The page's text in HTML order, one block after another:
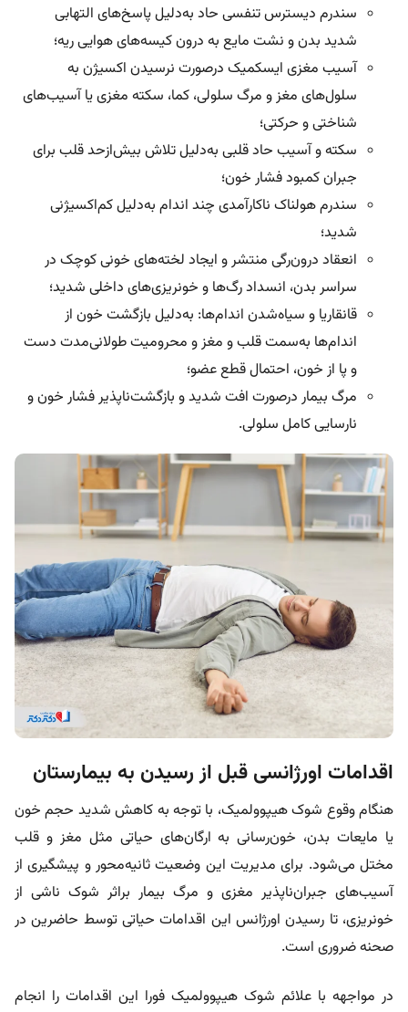
سندرم دیسترس تنفسی حاد به‌دلیل پاسخ‌های التهابی
شدید بدن و نشت مایع به درون کیسه‌های هوایی ریه؛
آسیب مغزی ایسکمیک درصورت نرسیدن اکسیژن به
سلول‌های مغز و مرگ سلولی، کما، سکته مغزی یا آسیب‌های
شناختی و حرکتی؛
سکته و آسیب حاد قلبی به‌دلیل تلاش بیش‌از‌حد قلب برای
جبران کمبود فشار خون؛
سندرم هولناک ناکارآمدی چند اندام به‌دلیل کم‌اکسیژنی
شدید؛
انعقاد درون‌رگی منتشر و ایجاد لخته‌های خونی کوچک در
سراسر بدن، انسداد رگ‌ها و خونریزی‌های داخلی شدید؛
قانقاریا و سیاه‌شدن اندام‌ها: به‌دلیل بازگشت خون از
اندام‌ها به‌سمت قلب و مغز و محرومیت طولانی‌مدت دست
و پا از خون، احتمال قطع عضو؛
مرگ بیمار درصورت افت شدید و بازگشت‌ناپذیر فشار خون و
نارسایی کامل سلولی.
اقدامات اورژانسی قبل از رسیدن به بیمارستان
هنگام وقوع شوک هیپوولمیک، با توجه به کاهش شدید حجم خون
یا مایعات بدن، خون‌رسانی به ارگان‌های حیاتی مثل مغز و قلب
مختل می‌شود. برای مدیریت این وضعیت ثانیه‌محور و پیشگیری از
آسیب‌های جبران‌ناپذیر مغزی و مرگ بیمار براثر شوک ناشی از
خونریزی، تا رسیدن اورژانس این اقدامات حیاتی توسط حاضرین در
صحنه ضروری است.
در مواجهه با علائم شوک هیپوولمیک فورا این اقدامات را انجام